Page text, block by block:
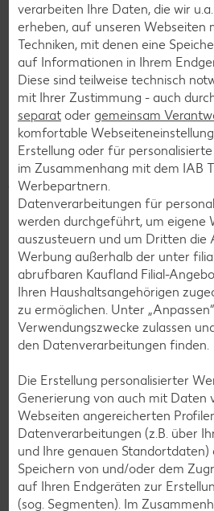
Salate
Die perfekten
Grillabend
Und zu guter Letzt: Was darf beim
fehlen? Na klar, derSalat. Von
Gemüse- oder Nudelsalat bis zum
je mehr Varianten es zur Auswahl
Salat muss nicht nur als Beilage
kann, zumindest in Teilen, auch auf
Gegrillte Salatherzen mit
Balsamico sowie Salat von
und Mozzarella sind eine tolle
herkömmlichen Nudel-, Kartoffel-
ergänzen jede Sammlung an
Grill-Rezepten.
Möchtest du dir einen eigenen
gewissen Kick verleihen. Als Basis
wie Olivenöl oder Sesamöl. Dazu
Limetten- oder Zitronensaft mit
Senf oder verschiedene frische
mit Balsamico- oder Fruchtessig.
und Soßen können Vegetarier auf
Veganer nehmen stattdessen
Schluss Salz und Pfeffer nicht
verarbeiten Ihre Daten, die wir
erheben, auf unseren Webseiten
Techniken, mit denen eine
auf Informationen in Ihrem
Diese sind teilweise technisch
mit Ihrer Zustimmung - auch
separat oder gemeinsam
komfortable
Erstellung oder für
im Zusammenhang mit dem IAB
Werbepartnern.
Datenverarbeitungen für
werden durchgeführt, um eigene
auszusteuern und um Dritten die
Werbung außerhalb der unter
abrufbaren Kaufland Filial-
Ihren Haushaltsangehörigen
zu ermöglichen. Unter
Verwendungszwecke zulassen
den Datenverarbeitungen finden.
Die Erstellung personalisierter
Generierung von auch mit Daten
Webseiten angereicherten
Datenverarbeitungen (z.B. über
und Ihre genauen Standortdaten)
Speichern von und/oder dem
auf Ihren Endgeräten zur
(sog. Segmenten). Im